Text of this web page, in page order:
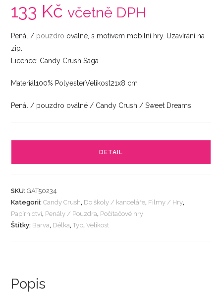
133 Kč včetně DPH
Penál / pouzdro oválné, s motivem mobilní hry. Uzavírání na
zip.
Licence: Candy Crush Saga
Materiál100% PolyesterVelikost21x8 cm
Penál / pouzdro oválné / Candy Crush / Sweet Dreams
DETAIL
SKU:GAT50234
Kategorií:Candy Crush, Do školy / kanceláře, Filmy / Hry,
Papírnictví, Penály / Pouzdra, Počítačové hry
Štítky: Barva, Délka,Typ,Velikost
Popis